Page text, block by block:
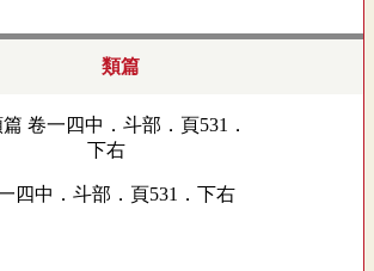
類篇
四中．斗部．頁531．下右